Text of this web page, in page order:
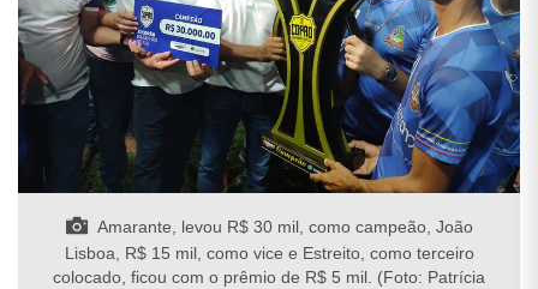
Amarante, levou R$ 30 mil, como campeão, João
Lisboa, R$ 15 mil, como vice e Estreito, como terceiro
colocado, ficou com o prêmio de R$ 5 mil. (Foto: Patrícia